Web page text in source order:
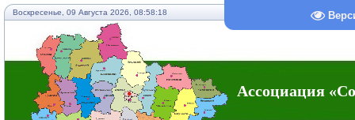
Воскресенье, 09 Августа 2026, 08:58:18
Ассоциация